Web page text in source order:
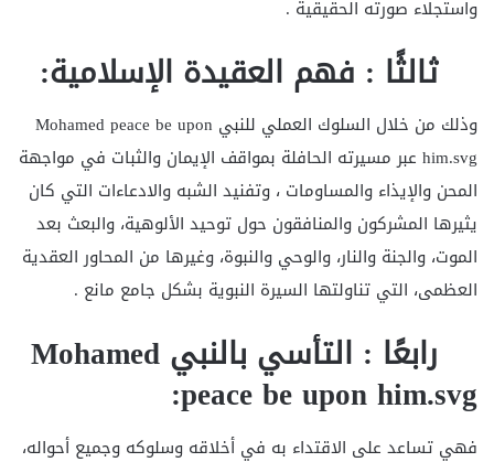
واستجلاء صورته الحقيقية .
ثالثًا : فهم العقيدة الإسلامية:
وذلك من خلال السلوك العملي للنبي Mohamed peace be upon
him.svg عبر مسيرته الحافلة بمواقف الإيمان والثبات في مواجهة
المحن والإيذاء والمساومات ، وتفنيد الشبه والادعاءات التي كان
يثيرها المشركون والمنافقون حول توحيد الألوهية، والبعث بعد
الموت، والجنة والنار، والوحي والنبوة، وغيرها من المحاور العقدية
العظمى، التي تناولتها السيرة النبوية بشكل جامع مانع .
رابعًا : التأسي بالنبيMohamed
peace be upon him.svg
:
فهي تساعد على الاقتداء به في أخلاقه وسلوكه وجميع أحواله،